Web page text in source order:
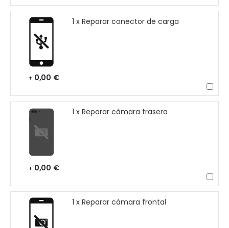
1 x Reparar conector de carga
+ 0,00 €
1 x Reparar cámara trasera
+ 0,00 €
1 x Reparar cámara frontal